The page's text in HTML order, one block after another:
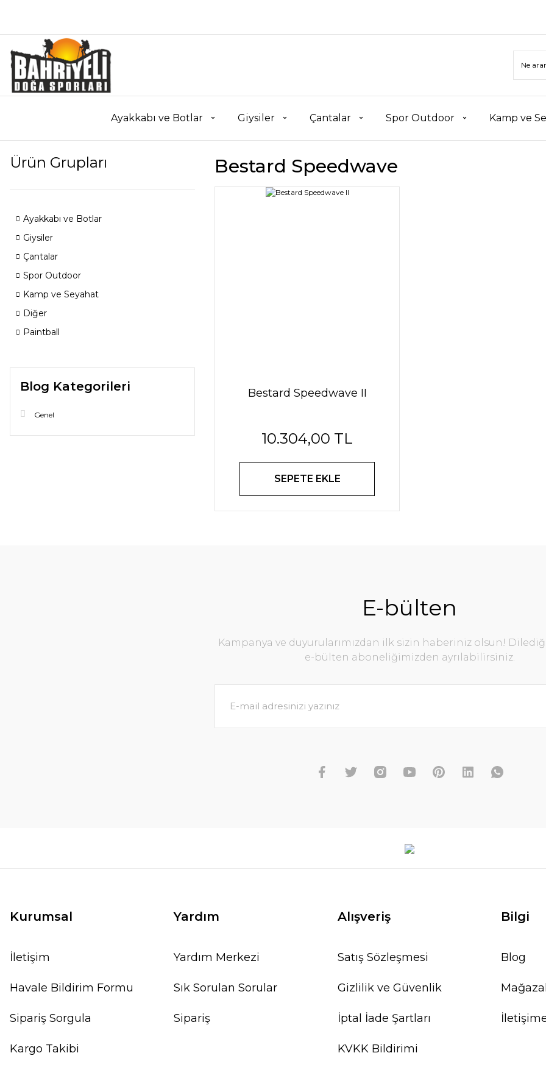
Ayakkabı ve Botlar Giysiler Çantalar Spor Outdoor Kamp ve
Ürün Grupları
Ayakkabı ve Botlar
Giysiler
Çantalar
Spor Outdoor
Kamp ve Seyahat
Diğer
Paintball
Blog Kategorileri
Genel
Bestard Speedwave
Bestard Speedwave II
10.304,00 TL
SEPETE EKLE
E-bülten
Kampanya ve duyurularımızdan ilk sizin haberiniz olsun!
e-bülten aboneliğimizden ayrılabilirsiniz.
Kurumsal
İletişim
Havale Bildirim Formu
Sipariş Sorgula
Kargo Takibi
Yardım
Yardım Merkezi
Sık Sorulan Sorular
Sipariş
Alışveriş
Satış Sözleşmesi
Gizlilik ve Güvenlik
İptal İade Şartları
KVKK Bildirimi
Bilgi
Blog